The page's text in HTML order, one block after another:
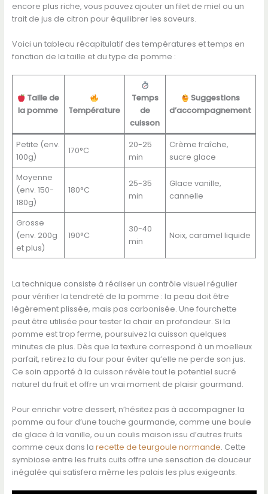
encore plus riche, vous pouvez ajouter un filet de miel ou un
trait de jus de citron pour équilibrer les saveurs.
Voici un tableau récapitulatif des températures et temps en
fonction de la taille et du type de pomme :
Taille de
la pomme
Température
Temps
de
cuisson
Suggestions
d’accompagnement
Petite (env.
100g)
170°C
20-25
min
Crème fraîche,
sucre glace
Moyenne
(env. 150-
180g)
180°C
25-35
min
Glace vanille,
cannelle
Grosse
(env. 200g
et plus)
190°C
30-40
min
Noix, caramel liquide
La technique consiste à réaliser un contrôle visuel régulier
pour vérifier la tendreté de la pomme : la peau doit être
légèrement plissée, mais pas carbonisée. Une fourchette
peut être utilisée pour tester la chair en profondeur. Si la
pomme est trop ferme, poursuivez la cuisson quelques
minutes de plus. Dès que la texture correspond à un moelleux
parfait, retirez la du four pour éviter qu’elle ne perde son jus.
Ce soin apporté à la cuisson révèle tout le potentiel sucré
naturel du fruit et offre un vrai moment de plaisir gourmand.
Pour enrichir votre dessert, n’hésitez pas à accompagner la
pomme au four d’une touche gourmande, comme une boule
de glace à la vanille, ou un coulis maison issu d’autres fruits
comme ceux dans la recette de teurgoule normande. Cette
symbiose entre les fruits cuits offre une sensation de douceur
inégalée qui satisfera même les palais les plus exigeants.